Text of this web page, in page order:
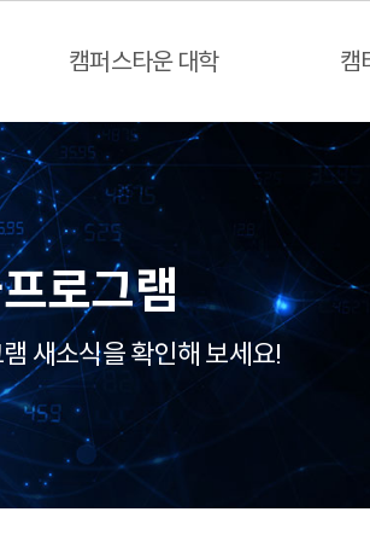
캠퍼스타운 대학 캠
로그램
새소식을 확인해 보세요!